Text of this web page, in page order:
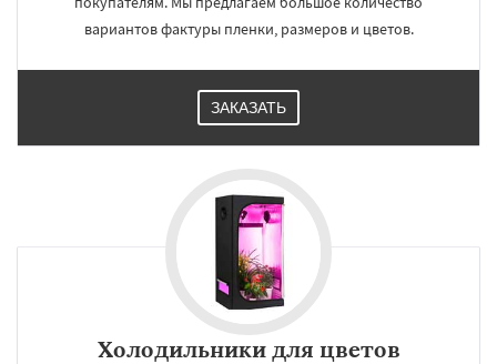
вариантов фактуры пленки, размеров и цветов.
ЗАКАЗАТЬ
Холодильники для цветов